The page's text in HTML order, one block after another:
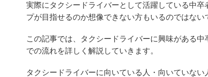
実際にタクシードライバーとして活躍している中
プが目指せるのか想像できない方もいるのではない
この記事では、タクシードライバーに興味がある
での流れを詳しく解説していきます。
タクシードライバーに向いている人・向いていな